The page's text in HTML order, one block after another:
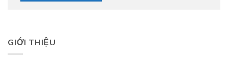
GIỚI THIỆU